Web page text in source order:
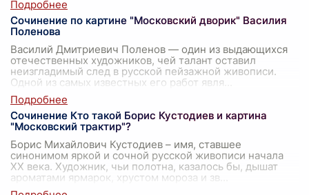
Сочинение по картине "Московский дворик" Василия
Поленова
Василий Дмитриевич Поленов — один из выдающихся
отечественных художников, чей талант оставил
неизгладимый след в русской пейзажной живописи.
Одной из самых известных его работ явля
Сочинение Кто такой Борис Кустодиев и картина
"Московский трактир"?
Борис Михайлович Кустодиев – имя, ставшее
синонимом яркой и сочной русской живописи начала
XX века. Художник, чьи полотна, казалось бы, дышат
ароматами ярмарок, хрустом мороза и зв